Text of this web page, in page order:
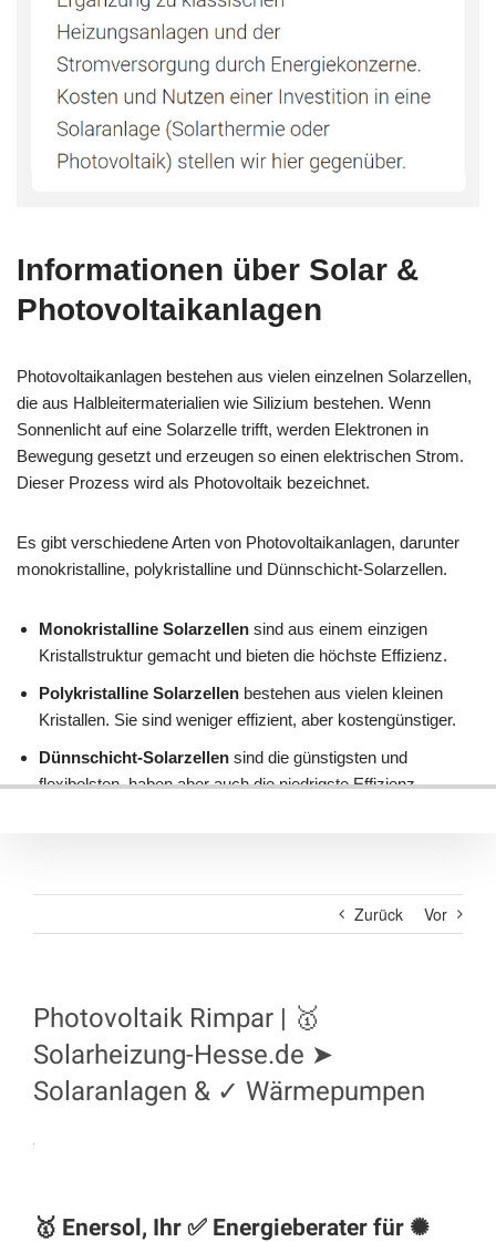
Zurück Vor
Photovoltaik Rimpar | 🥇
Solarheizung-Hesse.de ➤
Solaranlagen & ✓ Wärmepumpen
🥇 Enersol, Ihr ✅ Energieberater für ✺